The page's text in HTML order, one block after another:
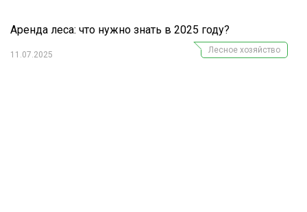
Аренда леса: что нужно знать в 2025 году?
11.07.2025
Лесное хозяйство